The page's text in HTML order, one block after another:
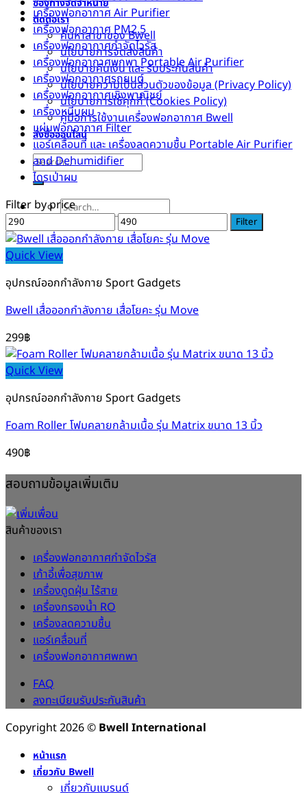
ช่องทางจัดจำหน่าย
ติดต่อเรา
ค้นหาสาขาของ Bwell
นโยบายการจัดส่งสินค้า
นโยบายคืนเงิน และ รับประกันสินค้า
นโยบายความเป็นส่วนตัวของข้อมูล (Privacy Policy)
นโยบายการใช้คุกกี้ (Cookies Policy)
คู่มือการใช้งานเครื่องฟอกอากาศ Bwell
สั่งซื้อออนไลน์
Search
for:
Search
เครื่องฟอกอากาศ Air Purifier
เครื่องฟอกอากาศ PM2.5
เครื่องฟอกอากาศกำจัดไวรัส
เครื่องฟอกอากาศพกพา Portable Air Purifier
เครื่องฟอกอากาศรถยนต์
เครื่องฟอกอากาศเชิงพาณิชย์
เครื่องหนีบผม
แผ่นฟอกอากาศ Filter
แอร์เคลื่อนที่ และ เครื่องลดความชื้น Portable Air Purifier
and Dehumidifier
ไดรเป่าผม
Filter by price
Min
price
Max
price
Filter
Quick View
อุปกรณ์ออกกำลังกาย Sport Gadgets
Bwell เสื่อออกกำลังกาย เสื่อโยคะ รุ่น Move
299฿
Quick View
อุปกรณ์ออกกำลังกาย Sport Gadgets
Foam Roller โฟมคลายกล้ามเนื้อ รุ่น Matrix ขนาด 13 นิ้ว
490฿
สอบถามข้อมูลเพิ่มเติม
สินค้าของเรา
เครื่องฟอกอากาศกำจัดไวรัส
เก้าอี้เพื่อสุขภาพ
เครื่องดูดฝุ่น ไร้สาย
เครื่องกรองน้ำ RO
เครื่องลดความชื้น
แอร์เคลื่อนที่
เครื่องฟอกอากาศพกพา
FAQ
ลงทะเบียนรับประกันสินค้า
Copyright 2026 © Bwell International
หน้าแรก
เกี่ยวกับ Bwell
เกี่ยวกับแบรนด์